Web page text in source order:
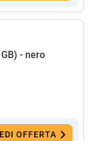
- nero
OFFERTA